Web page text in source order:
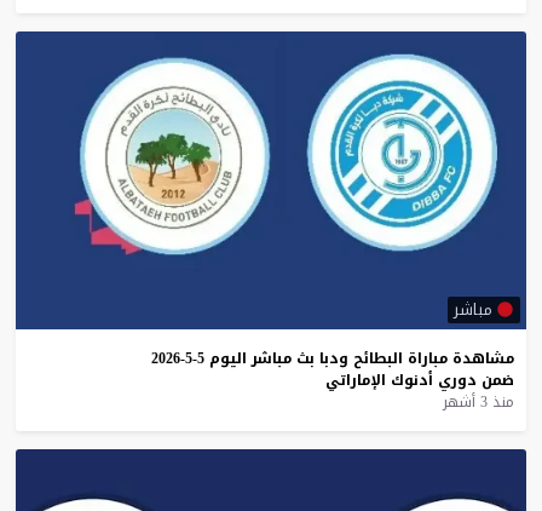
مباشر
مشاهدة مباراة البطائح ودبا بث مباشر اليوم 5-5-2026
ضمن دوري أدنوك الإماراتي
منذ 3 أشهر